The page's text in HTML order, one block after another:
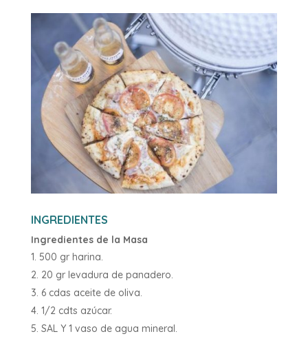
INGREDIENTES
Ingredientes de la Masa
500 gr harina.
20 gr levadura de panadero.
6 cdas aceite de oliva.
1/2 cdts azúcar.
SAL Y 1 vaso de agua mineral.